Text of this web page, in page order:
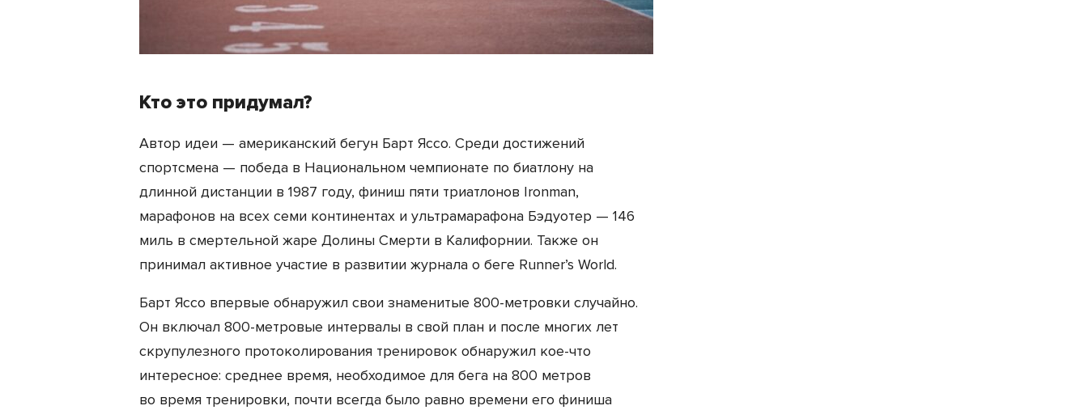
Кто это придумал?
Автор идеи — американский бегун Барт Яссо. Среди достижений
спортсмена — победа в Национальном чемпионате по биатлону на
длинной дистанции в 1987 году, финиш пяти триатлонов Ironman,
марафонов на всех семи континентах и ультрамарафона Бэдуотер — 146
миль в смертельной жаре Долины Смерти в Калифорнии. Также он
принимал активное участие в развитии журнала о беге Runner’s World.
Барт Яссо впервые обнаружил свои знаменитые 800-метровки случайно.
Он включал 800-метровые интервалы в свой план и после многих лет
скрупулезного протоколирования тренировок обнаружил кое-что
интересное: среднее время, необходимое для бега на 800 метров
во время тренировки, почти всегда было равно времени его финиша